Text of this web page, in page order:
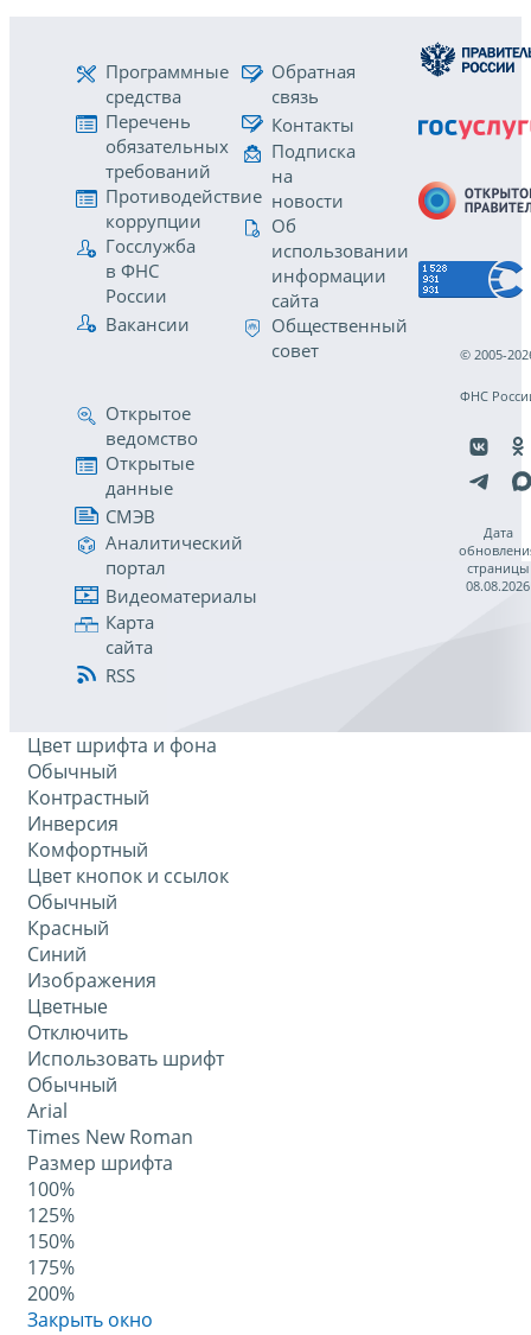
Программные
средства
Перечень
обязательных
требований
Противодействие
коррупции
Госслужба
в ФНС
России
Вакансии
Обратная
связь
Контакты
Подписка
на
новости
Об
использовании
информации
сайта
Общественный
совет
Открытое
ведомство
Открытые
данные
СМЭВ
Аналитический
портал
Видеоматериалы
Карта
сайта
RSS
© 2005-
ФНС
Дата
страницы
08.08.2026
Цвет шрифта и фона
Обычный
Контрастный
Инверсия
Комфортный
Цвет кнопок и ссылок
Обычный
Красный
Синий
Изображения
Цветные
Отключить
Использовать шрифт
Обычный
Arial
Times New Roman
Размер шрифта
100%
125%
150%
175%
200%
Закрыть окно